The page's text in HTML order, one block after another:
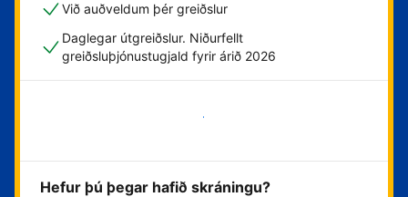
Við auðveldum þér greiðslur
Daglegar útgreiðslur. Niðurfellt
greiðsluþjónustugjald fyrir árið 2026
Byrja núna
Hefur þú þegar hafið skráningu?